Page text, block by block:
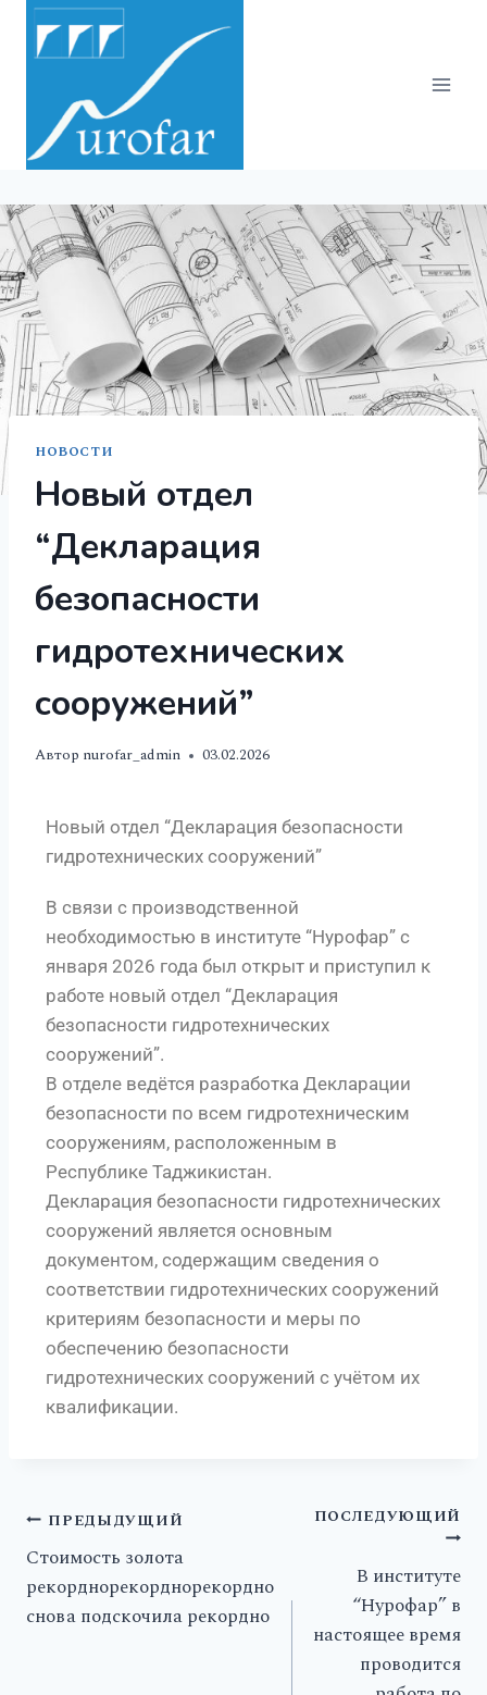
НОВОСТИ
Новый отдел
“Декларация
безопасности
гидротехнических
сооружений”
Автор nurofar_admin 03.02.2026
Новый отдел “Декларация безопасности
гидротехнических сооружений”
В связи с производственной
необходимостью в институте “Нурофар” с
января 2026 года был открыт и приступил к
работе новый отдел “Декларация
безопасности гидротехнических
сооружений”.
В отделе ведётся разработка Декларации
безопасности по всем гидротехническим
сооружениям, расположенным в
Республике Таджикистан.
Декларация безопасности гидротехнических
сооружений является основным
документом, содержащим сведения о
соответствии гидротехнических сооружений
критериям безопасности и меры по
обеспечению безопасности
гидротехнических сооружений с учётом их
квалификации.
ПРЕДЫДУЩИЙ
Стоимость золота
рекорднорекорднорекордно
снова подскочила рекордно
ПОСЛЕДУЮЩИЙ
В институте
“Нурофар” в
настоящее время
проводится